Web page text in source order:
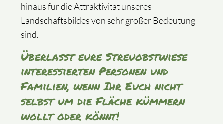
hinaus für die Attraktivität unseres
Landschaftsbildes von sehr großer Bedeutung
sind.
Überlasst eure Streuobstwiese
interessierten Personen und
Familien, wenn Ihr Euch nicht
selbst um die Fläche kümmern
wollt oder könnt!